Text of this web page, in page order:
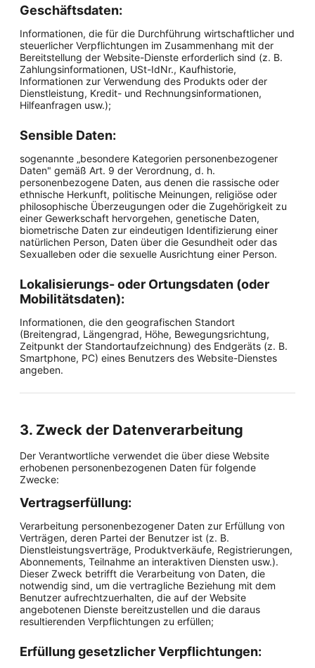
Geschäftsdaten:
Informationen, die für die Durchführung wirtschaftlicher und
steuerlicher Verpflichtungen im Zusammenhang mit der
Bereitstellung der Website-Dienste erforderlich sind (z. B.
Zahlungsinformationen, USt-IdNr., Kaufhistorie,
Informationen zur Verwendung des Produkts oder der
Dienstleistung, Kredit- und Rechnungsinformationen,
Hilfeanfragen usw.);
Sensible Daten:
sogenannte „besondere Kategorien personenbezogener
Daten" gemäß Art. 9 der Verordnung, d. h.
personenbezogene Daten, aus denen die rassische oder
ethnische Herkunft, politische Meinungen, religiöse oder
philosophische Überzeugungen oder die Zugehörigkeit zu
einer Gewerkschaft hervorgehen, genetische Daten,
biometrische Daten zur eindeutigen Identifizierung einer
natürlichen Person, Daten über die Gesundheit oder das
Sexualleben oder die sexuelle Ausrichtung einer Person.
Lokalisierungs- oder Ortungsdaten (oder
Mobilitätsdaten):
Informationen, die den geografischen Standort
(Breitengrad, Längengrad, Höhe, Bewegungsrichtung,
Zeitpunkt der Standortaufzeichnung) des Endgeräts (z. B.
Smartphone, PC) eines Benutzers des Website-Dienstes
angeben.
3. Zweck der Datenverarbeitung
Der Verantwortliche verwendet die über diese Website
erhobenen personenbezogenen Daten für folgende
Zwecke:
Vertragserfüllung:
Verarbeitung personenbezogener Daten zur Erfüllung von
Verträgen, deren Partei der Benutzer ist (z. B.
Dienstleistungsverträge, Produktverkäufe, Registrierungen,
Abonnements, Teilnahme an interaktiven Diensten usw.).
Dieser Zweck betrifft die Verarbeitung von Daten, die
notwendig sind, um die vertragliche Beziehung mit dem
Benutzer aufrechtzuerhalten, die auf der Website
angebotenen Dienste bereitzustellen und die daraus
resultierenden Verpflichtungen zu erfüllen;
Erfüllung gesetzlicher Verpflichtungen: